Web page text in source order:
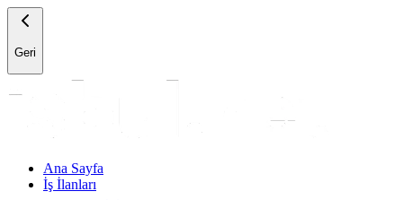
Geri
Ana Sayfa
İş İlanları